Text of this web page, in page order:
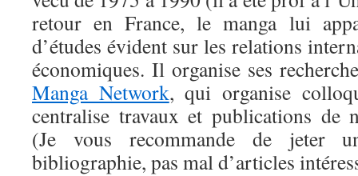
retour en France, le manga lui
d’études évident sur les relations
économiques. Il organise ses
Manga Network, qui organise
centralise travaux et publications de
(Je vous recommande de jeter
bibliographie, pas mal d’articles